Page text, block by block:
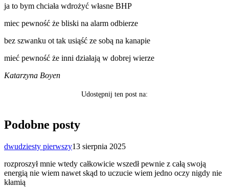
ja to bym chciała wdrożyć własne BHP
miec pewność że bliski na alarm odbierze
bez szwanku ot tak usiąść ze sobą na kanapie
mieć pewność że inni działają w dobrej wierze
Katarzyna Boyen
Udostępnij ten post na:
Podobne posty
dwudziesty pierwszy13 sierpnia 2025
rozproszył mnie wtedy całkowicie wszedł pewnie z całą swoją
energią nie wiem nawet skąd to uczucie wiem jedno oczy nigdy nie
kłamią